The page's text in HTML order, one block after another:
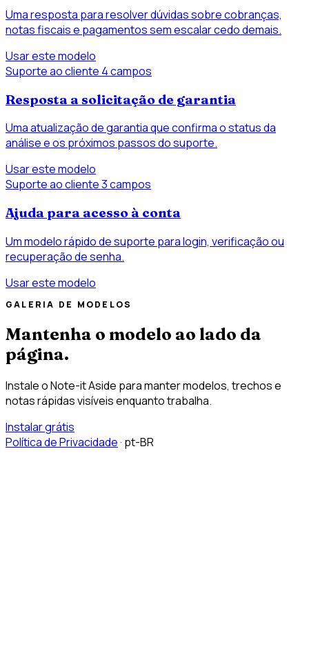
Uma resposta para resolver dúvidas sobre cobranças,
notas fiscais e pagamentos sem escalar cedo demais.
Usar este modelo
Suporte ao cliente 4 campos
Resposta a solicitação de garantia
Uma atualização de garantia que confirma o status da
análise e os próximos passos do suporte.
Usar este modelo
Suporte ao cliente3 campos
Ajuda para acesso à conta
Um modelo rápido de suporte para login, verificação ou
recuperação de senha.
Usar este modelo
GALERIA DE MODELOS
Mantenha o modelo ao lado da
página.
Instale o Note-it Aside para manter modelos, trechos e
notas rápidas visíveis enquanto trabalha.
Instalar grátis
Política de Privacidade· pt-BR